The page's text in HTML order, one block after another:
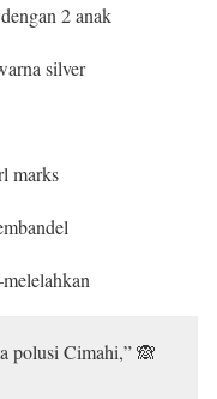
2 anak
silver
marks
polusi Cimahi,” 🙈